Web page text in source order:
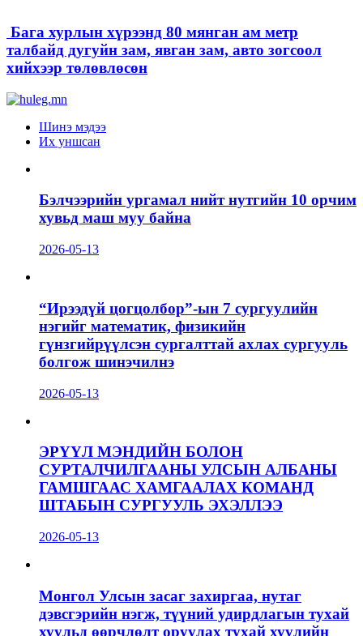
Бага хурлын хүрээнд 80 мянган ам метр
талбайд дугуйн зам, явган зам, авто зогсоол
хийхээр төлөвлөсөн
Шинэ мэдээ
Их уншсан
Бэлчээрийн ургамал нийт нутгийн 10 орчим
хувьд маш муу байна
2026-05-13
“Ирээдүй цогцолбор”-ын 7 сургуулийн
нэгийг математик, физикийн
гүнзгийрүүлсэн сургалттай ахлах сургууль
болгож шинэчилнэ
2026-05-13
ЭРҮҮЛ МЭНДИЙН БОЛОН
СУРТАЛЧИЛГААНЫ УЛСЫН АЛБАНЫ
ГАМШГААС ХАМГААЛАХ КОМАНД
ШТАБЫН СУРГУУЛЬ ЭХЭЛЛЭЭ
2026-05-13
Монгол Улсын засаг захиргаа, нутаг
дэвсгэрийн нэгж, түүний удирдлагын тухай
хуульд өөрчлөлт оруулах тухай хуулийн